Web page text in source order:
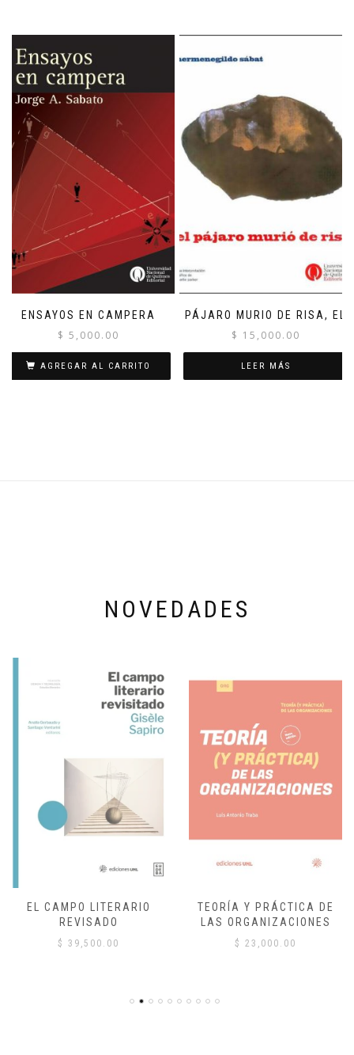
ENSAYOS EN CAMPERA
$ 5,000.00
AGREGAR AL CARRITO
PÁJARO MURIO DE RISA, EL
$ 15,000.00
LEER MÁS
NOVEDADES
EL CAMPO LITERARIO
REVISADO
$ 39,500.00
TEORÍA Y PRÁCTICA DE
LAS ORGANIZACIONES
$ 23,000.00